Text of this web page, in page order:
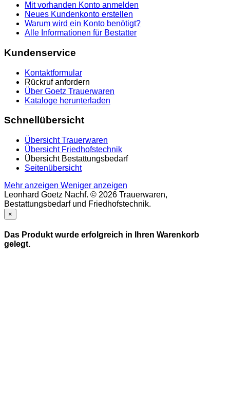
Mit vorhanden Konto anmelden
Neues Kundenkonto erstellen
Warum wird ein Konto benötigt?
Alle Informationen für Bestatter
Kundenservice
Kontaktformular
Rückruf anfordern
Über Goetz Trauerwaren
Kataloge herunterladen
Schnellübersicht
Übersicht Trauerwaren
Übersicht Friedhofstechnik
Übersicht Bestattungsbedarf
Seitenübersicht
Mehr anzeigen Weniger anzeigen
Leonhard Goetz Nachf. © 2026 Trauerwaren,
Bestattungsbedarf und Friedhofstechnik.
×
Das Produkt wurde erfolgreich in Ihren Warenkorb
gelegt.